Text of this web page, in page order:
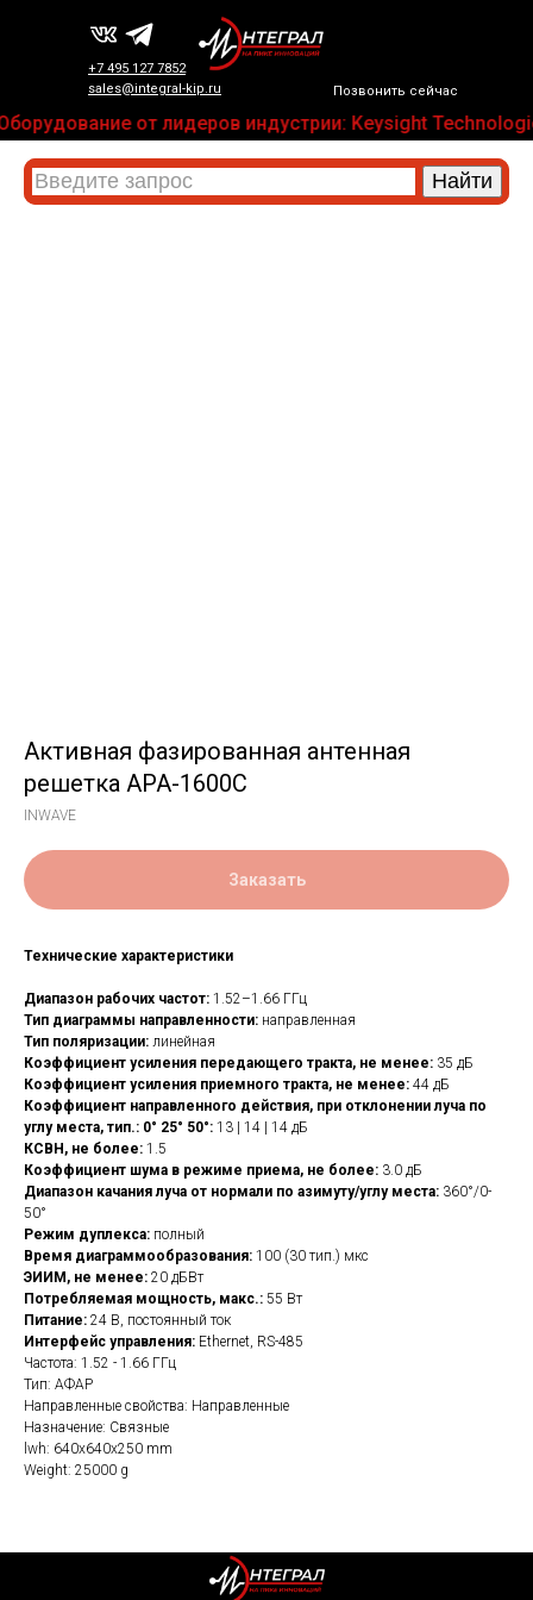
Позвонить сейчас
+7 495 127 7852
sales@integral-kip.ru
от лидеров индустрии: Keysight
Активная фазированная антенная
решетка APA-1600C
INWAVE
Заказать
Технические характеристики
Диапазон рабочих частот: 1.52–1.66 ГГц
Тип диаграммы направленности: направленная
Тип поляризации: линейная
Коэффициент усиления передающего тракта, не менее: 35 дБ
Коэффициент усиления приемного тракта, не менее: 44 дБ
Коэффициент направленного действия, при отклонении луча по
углу места, тип.: 0° 25° 50°: 13 | 14 | 14 дБ
КСВН, не более: 1.5
Коэффициент шума в режиме приема, не более: 3.0 дБ
Диапазон качания луча от нормали по азимуту/углу места: 360°/0-
50°
Режим дуплекса: полный
Время диаграммообразования: 100 (30 тип.) мкс
ЭИИМ, не менее: 20 дБВт
Потребляемая мощность, макс.: 55 Вт
Питание: 24 В, постоянный ток
Интерфейс управления: Ethernet, RS-485
Частота: 1.52 - 1.66 ГГц
Тип: АФАР
Направленные свойства: Направленные
Назначение: Связные
lwh: 640x640x250 mm
Weight: 25000 g